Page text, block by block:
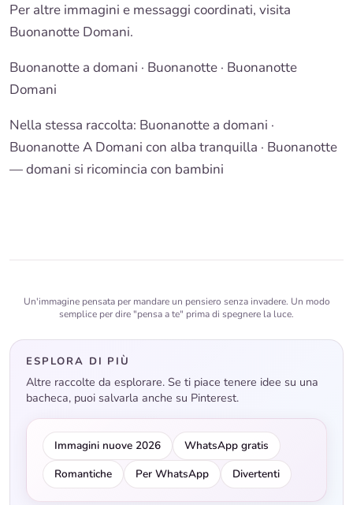
Per altre immagini e messaggi coordinati, visita
Buonanotte Domani.
Buonanotte a domani · Buonanotte · Buonanotte
Domani
Nella stessa raccolta: Buonanotte a domani ·
Buonanotte A Domani con alba tranquilla · Buonanotte
— domani si ricomincia con bambini
Un'immagine pensata per mandare un pensiero senza invadere. Un modo
semplice per dire "pensa a te" prima di spegnere la luce.
ESPLORA DI PIÙ
Altre raccolte da esplorare. Se ti piace tenere idee su una
bacheca, puoi salvarla anche su Pinterest.
Immagini nuove 2026
WhatsApp gratis
Romantiche
Per WhatsApp Divertenti